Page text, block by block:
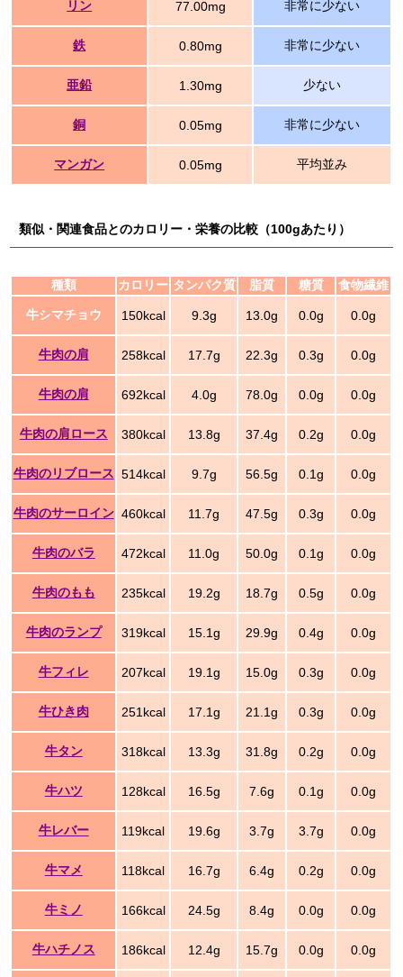
リン 77.00mg 非常に少ない
鉄 0.80mg 非常に少ない
亜鉛 1.30mg 少ない
銅 0.05mg 非常に少ない
マンガン 0.05mg 平均並み
類似・関連食品とのカロリー・栄養の比較（100gあたり）
種類 カロリー タンパク質 脂質 糖質 食物繊維
牛シマチョウ 150kcal 9.3g 13.0g 0.0g 0.0g
牛肉の肩 258kcal 17.7g 22.3g 0.3g 0.0g
牛肉の肩 692kcal 4.0g 78.0g 0.0g 0.0g
牛肉の肩ロース 380kcal 13.8g 37.4g 0.2g 0.0g
牛肉のリブロース 514kcal 9.7g 56.5g 0.1g 0.0g
牛肉のサーロイン 460kcal 11.7g 47.5g 0.3g 0.0g
牛肉のバラ 472kcal 11.0g 50.0g 0.1g 0.0g
牛肉のもも 235kcal 19.2g 18.7g 0.5g 0.0g
牛肉のランプ 319kcal 15.1g 29.9g 0.4g 0.0g
牛フィレ 207kcal 19.1g 15.0g 0.3g 0.0g
牛ひき肉 251kcal 17.1g 21.1g 0.3g 0.0g
牛タン 318kcal 13.3g 31.8g 0.2g 0.0g
牛ハツ 128kcal 16.5g 7.6g 0.1g 0.0g
牛レバー 119kcal 19.6g 3.7g 3.7g 0.0g
牛マメ 118kcal 16.7g 6.4g 0.2g 0.0g
牛ミノ 166kcal 24.5g 8.4g 0.0g 0.0g
牛ハチノス 186kcal 12.4g 15.7g 0.0g 0.0g